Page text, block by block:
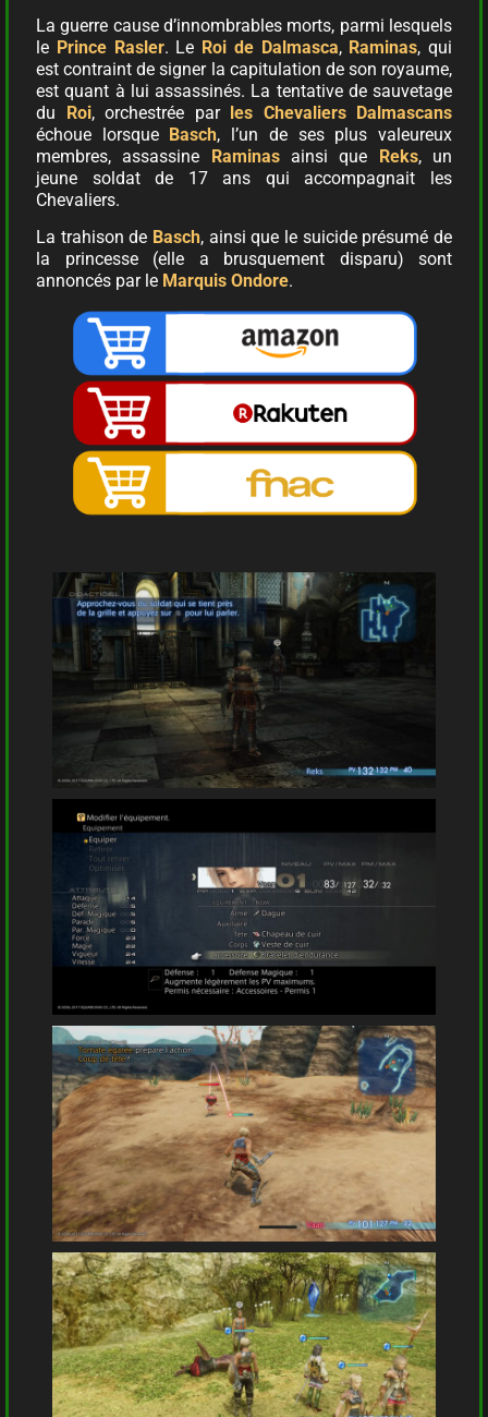
La guerre cause d’innombrables morts, parmi lesquels
le Prince Rasler. Le Roi de Dalmasca, Raminas, qui
est contraint de signer la capitulation de son royaume,
est quant à lui assassinés. La tentative de sauvetage
du Roi, orchestrée par les Chevaliers Dalmascans
échoue lorsque Basch, l’un de ses plus valeureux
membres, assassine Raminas ainsi que Reks, un
jeune soldat de 17 ans qui accompagnait les
Chevaliers.
La trahison de Basch, ainsi que le suicide présumé de
la princesse (elle a brusquement disparu) sont
annoncés par le Marquis Ondore.